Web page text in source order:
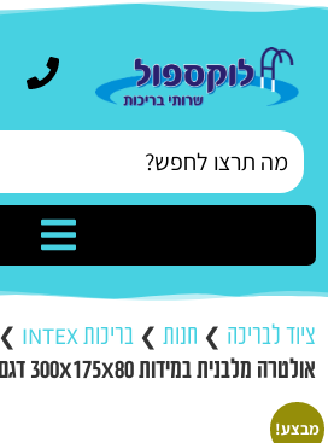
ציוד לבריכה ❯ חנות ❯ בריכות INTEX ❯
אולטרה מלבנית במידות 300X175X80 דגם 26784
מבצע!